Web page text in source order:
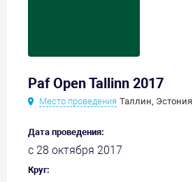
Paf Open Tallinn 2017
Место проведения Таллин, Эстония
Дата проведения:
с 28 октября 2017
Круг: